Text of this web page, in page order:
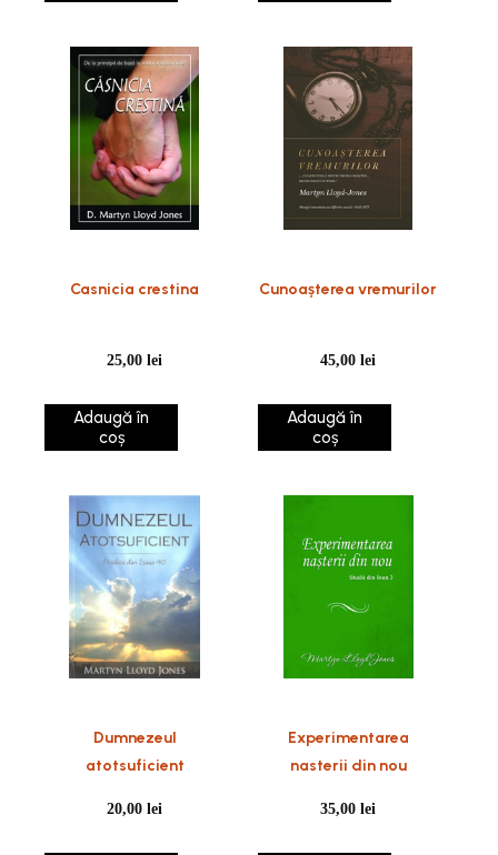
Casnicia crestina
25,00lei
Adaugă în
coș
Cunoașterea vremurilor
45,00lei
Adaugă în
coș
Dumnezeul
atotsuficient
20,00lei
Experimentarea
nasterii din nou
35,00lei